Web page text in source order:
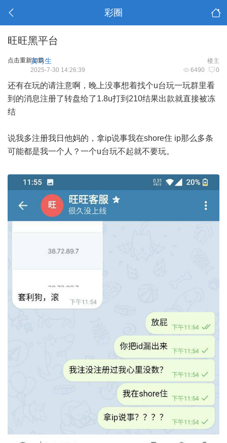
彩圈
旺旺黑平台
点击重新加载 楼主
实习生
6490 0
2025-7-30 14:26:39
还有在玩的请注意啊，晚上没事想着找个u台玩一玩群里看
到的消息注册了转盘给了1.8u打到210结果出款就直接被冻
结
说我多注册我日他妈的，拿ip说事我在shore住 ip那么多条
可能都是我一个人？一个u台玩不起就不要玩。